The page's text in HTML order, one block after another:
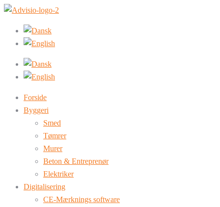
Forside
Byggeri
Smed
Tømrer
Murer
Beton & Entreprenør
Elektriker
Digitalisering
CE-Mærknings software